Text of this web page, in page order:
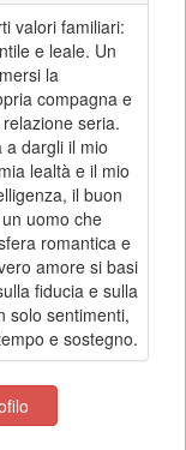
valori familiari:
e leale. Un
la
compagna e
seria.
a dargli il mio
lealtà e il mio
il buon
uomo che
romantica e
amore si basi
fiducia e sulla
solo sentimenti,
e sostegno.